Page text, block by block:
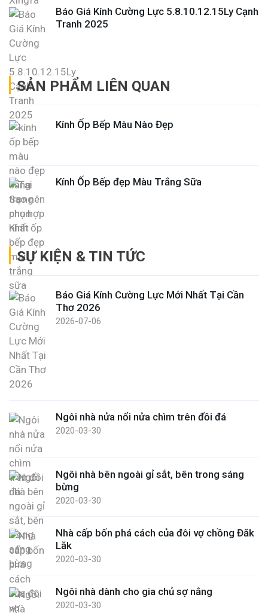
Báo Giá Kính Cường Lực 5.8.10.12.15Ly Cạnh
Tranh 2025
SẢN PHẨM LIÊN QUAN
Kính Ốp Bếp Màu Nào Đẹp
Kính Ốp Bếp đẹp Màu Trắng Sữa
SỰ KIỆN & TIN TỨC
Báo Giá Kính Cường Lực Mới Nhất Tại Cần
Thơ 2026
2026-07-06
Ngôi nhà nửa nổi nửa chìm trên đồi đá
2020-03-30
Ngôi nhà bên ngoài gỉ sắt, bên trong sáng
bừng
2020-03-30
Nhà cấp bốn phá cách của đôi vợ chồng Đăk
Lăk
2020-03-30
Ngôi nhà dành cho gia chủ sợ nắng
2020-03-30